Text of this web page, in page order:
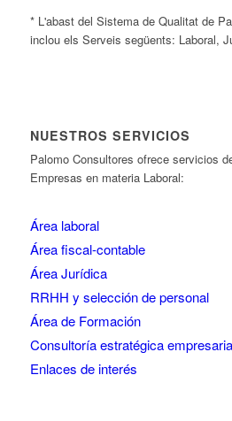
* L'abast del Sistema de Qualitat de
inclou els Serveis següents: Laboral,
NUESTROS SERVICIOS
Palomo Consultores ofrece servicios
Empresas en materia Laboral:
Área laboral
Área fiscal-contable
Área Jurídica
RRHH y selección de personal
Área de Formación
Consultoría estratégica
Enlaces de interés